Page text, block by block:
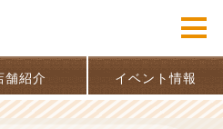
舗紹介 イベント情報